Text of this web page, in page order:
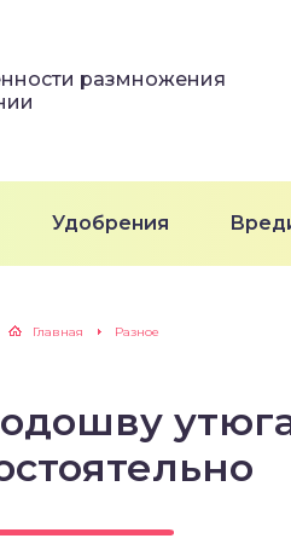
размножения
Удобрения
Главная Разное